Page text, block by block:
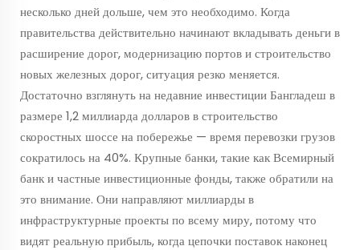
несколько дней дольше, чем это необходимо. Когда
правительства действительно начинают вкладывать деньги в
расширение дорог, модернизацию портов и строительство
новых железных дорог, ситуация резко меняется.
Достаточно взглянуть на недавние инвестиции Бангладеш в
размере 1,2 миллиарда долларов в строительство
скоростных шоссе на побережье — время перевозки грузов
сократилось на 40%. Крупные банки, такие как Всемирный
банк и частные инвестиционные фонды, также обратили на
это внимание. Они направляют миллиарды в
инфраструктурные проекты по всему миру, потому что
видят реальную прибыль, когда цепочки поставок наконец